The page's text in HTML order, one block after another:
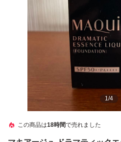
1/4
この商品は18時間で売れました